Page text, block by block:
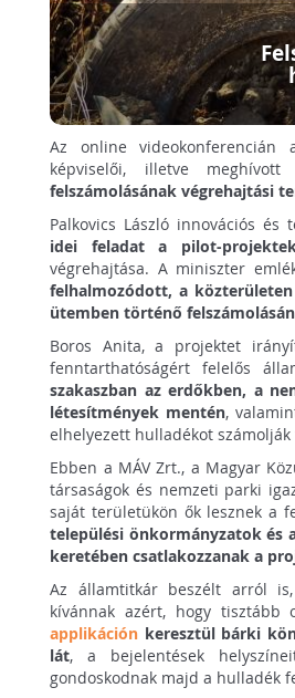
Az online videokonferencián
képviselői, illetve meghívott
felszámolásának végrehajtási
Palkovics László innovációs
idei feladat a pilot-
végrehajtása. A miniszter
felhalmozódott, a
ütemben történő
Boros Anita, a projektet
fenntarthatóságért felelős
szakaszban az erdőkben, a
létesítmények mentén,
elhelyezett hulladékot
Ebben a MÁV Zrt., a Magyar
társaságok és nemzeti parki
saját területükön ők lesznek a
települési önkormányzatok és
keretében csatlakozzanak a
Az államtitkár beszélt arról
kívánnak azért, hogy tisztább
applikáción keresztül bárki
lát, a bejelentések
gondoskodnak majd a hulladék